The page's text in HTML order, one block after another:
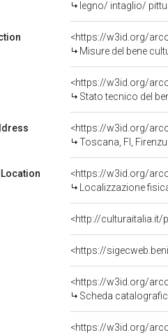
legno/ intaglio/
<https://w3id.org/
Misure del bene
<https://w3id.org/
Stato tecnico del
<https://w3id.org/
Toscana, FI,
<https://w3id.org/
Localizzazione
<http://culturaitalia.it/
<https://
<https://w3id.org/
Scheda
<https://w3id.org/